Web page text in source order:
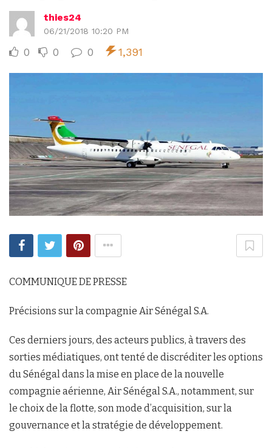
thies24
06/21/2018 10:20 PM
0 0 0 1,391
COMMUNIQUE DE PRESSE
Précisions sur la compagnie Air Sénégal S.A.
Ces derniers jours, des acteurs publics, à travers des
sorties médiatiques, ont tenté de discréditer les options
du Sénégal dans la mise en place de la nouvelle
compagnie aérienne, Air Sénégal S.A., notamment, sur
le choix de la flotte, son mode d’acquisition, sur la
gouvernance et la stratégie de développement.